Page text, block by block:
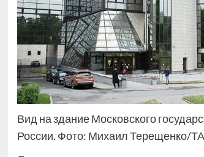
Вид на здание Московского
России. Фото: Михаил Терещенко/